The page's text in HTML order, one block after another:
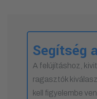
Segítség
A felújításhoz,
ragasztók
kell figyelembe